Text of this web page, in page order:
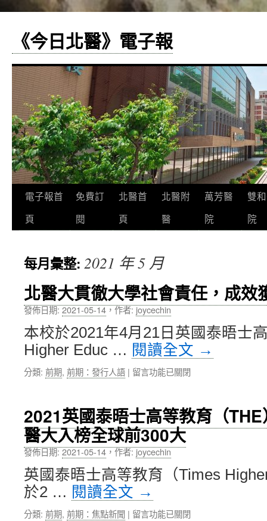
《今日北醫》電子報
跳
至
要
內
容
電子報首
頁
免費訂
閱
北醫首
頁
北醫附
醫
萬芳醫
院
雙
院
每月彙整: 2021 年 5 月
北醫大貫徹大學社會責任，成效
發佈日期:2021-05-14，作者: joycechin
本校於2021年4月21日英國泰晤士
Higher Educ … 閱讀全文 →
分類: 前期, 前期：發行人語 | 在
大
貫
徹
大
學
社
會
責
任，
成
留言功能已關閉
2021英國泰晤士高等教育（
醫大入榜全球前300大
發佈日期:2021-05-14，作者: joycechin
英國泰晤士高等教育（Times
於2 … 閱讀全文 →
分類: 前期, 前期：焦點新聞 | 在
留言功能已關閉